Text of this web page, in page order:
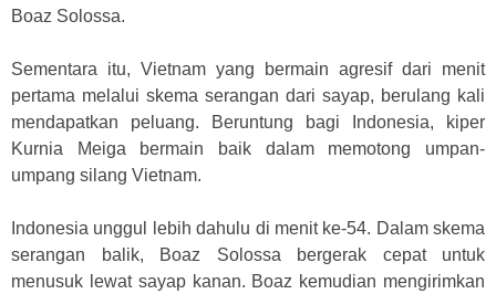
Boaz Solossa.
Sementara itu, Vietnam yang bermain agresif dari menit
pertama melalui skema serangan dari sayap, berulang kali
mendapatkan peluang. Beruntung bagi Indonesia, kiper
Kurnia Meiga bermain baik dalam memotong umpan-
umpang silang Vietnam.
Indonesia unggul lebih dahulu di menit ke-54. Dalam skema
serangan balik, Boaz Solossa bergerak cepat untuk
menusuk lewat sayap kanan. Boaz kemudian mengirimkan